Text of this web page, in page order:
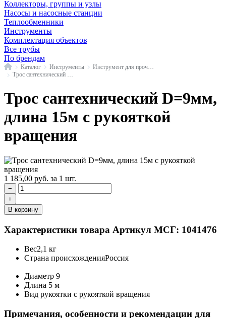
Коллекторы, группы и узлы
Насосы и насосные станции
Теплообменники
Инструменты
Комплектация объектов
Все трубы
По брендам
ГлавнаяКаталог Инструменты
Трос сантехнический D=9 мм
Трос сантехнический D=9мм,
длина 15м с рукояткой
вращения
1 185,00 руб. за 1 шт.
−
+
В корзину
Характеристики товара Артикул МСГ: 1041476
Вес2,1 кг
Страна происхожденияРоссия
Диаметр 9
Длина 5 м
Вид рукоятки с рукояткой вращения
Примечания, особенности и рекомендации для